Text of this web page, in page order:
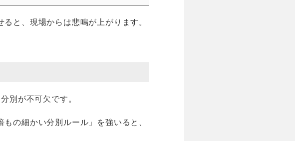
と、現場からは悲鳴が上がります。
別が不可欠です。
の細かい分別ルール」を強いると、